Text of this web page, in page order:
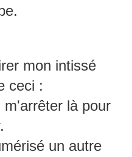
mon intissé
ceci :
là pour
un autre